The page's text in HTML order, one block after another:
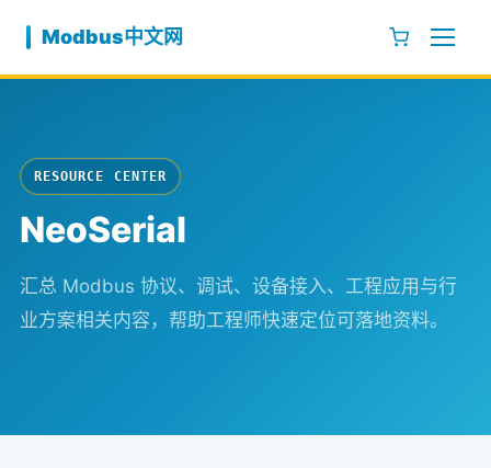
Modbus中文网
RESOURCE CENTER
NeoSerial
汇总 Modbus 协议、调试、设备接入、工程应用与行
业方案相关内容，帮助工程师快速定位可落地资料。